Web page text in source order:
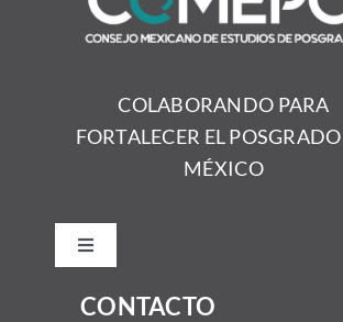
COLABORANDO PARA
FORTALECER EL
MÉXICO
Toggle
CONTACTO